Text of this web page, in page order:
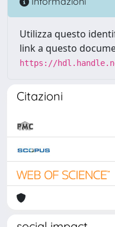
Utilizza questo
link a questo
https://
Citazioni